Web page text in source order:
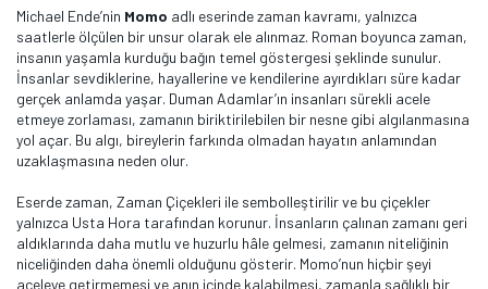
Michael Ende’nin Momo adlı eserinde zaman kavramı, yalnızca
saatlerle ölçülen bir unsur olarak ele alınmaz. Roman boyunca zaman,
insanın yaşamla kurduğu bağın temel göstergesi şeklinde sunulur.
İnsanlar sevdiklerine, hayallerine ve kendilerine ayırdıkları süre kadar
gerçek anlamda yaşar. Duman Adamlar’ın insanları sürekli acele
etmeye zorlaması, zamanın biriktirilebilen bir nesne gibi algılanmasına
yol açar. Bu algı, bireylerin farkında olmadan hayatın anlamından
uzaklaşmasına neden olur.
Eserde zaman, Zaman Çiçekleri ile sembolleştirilir ve bu çiçekler
yalnızca Usta Hora tarafından korunur. İnsanların çalınan zamanı geri
aldıklarında daha mutlu ve huzurlu hâle gelmesi, zamanın niteliğinin
niceliğinden daha önemli olduğunu gösterir. Momo’nun hiçbir şeyi
aceleye getirmemesi ve anın içinde kalabilmesi, zamanla sağlıklı bir